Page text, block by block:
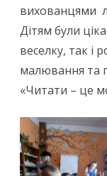
вихованцями
Дітям були
веселку, так і
малювання та
«Читати – це